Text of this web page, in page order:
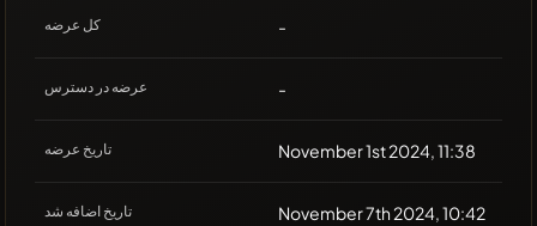
کل عرضه -
عرضه در دسترس -
تاریخ عرضه November 1st 2024, 11:38
تاریخ اضافه شد November 7th 2024, 10:42